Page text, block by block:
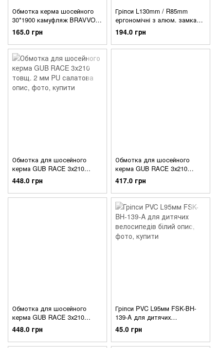
Обмотка керма шосейного
30*1900 камуфляж BRAVVOS
FL-335G
165.0 грн
Гріпси L130mm / R85mm
ергономічні з алюм. замками
FSK-BH-185 чорно-сірий
194.0 грн
Обмотка для шосейного
керма GUB RACE 3х210
товщ. 2 мм PU салатова
448.0 грн
Обмотка для шосейного
керма GUB RACE 3х210
товщ. 2 мм PU чорна
417.0 грн
Обмотка для шосейного
керма GUB RACE 3х210
товщ. 2 мм PU червона
448.0 грн
Гріпси PVC L95мм FSK-BH-
139-A для дитячих
велосипедів білий
45.0 грн